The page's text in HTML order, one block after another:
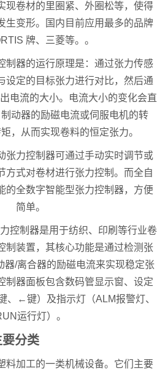
现卷材的里圈紧、外圈松等，使得
生变形。国内目前应用最多的品牌
牌、三菱等。。
制器的运行原理是：通过张力传感
设定的目标张力进行对比，然后通
电流的大小。电流大小的变化会直
动器的励磁电流或伺服电机的转
，从而实现卷料的恒定张力。
张力控制器可通过手动实时调节或
方式对卷材进行张力控制。而全自
的全数字智能型张力控制器，方便
简单。
控制器是用于纺织、印刷等行业卷
制装置，其核心功能是通过检测张
器/离合器的励磁电流来实现稳定张
制器面板包含数码管显示窗、设定
←键）及指示灯（ALM报警灯、
运行灯）。
分类
料加工的一类机械设备。它们主要